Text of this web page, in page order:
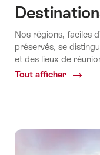
Nos régions, faciles
préservés, se
et des lieux de
Tout afficher